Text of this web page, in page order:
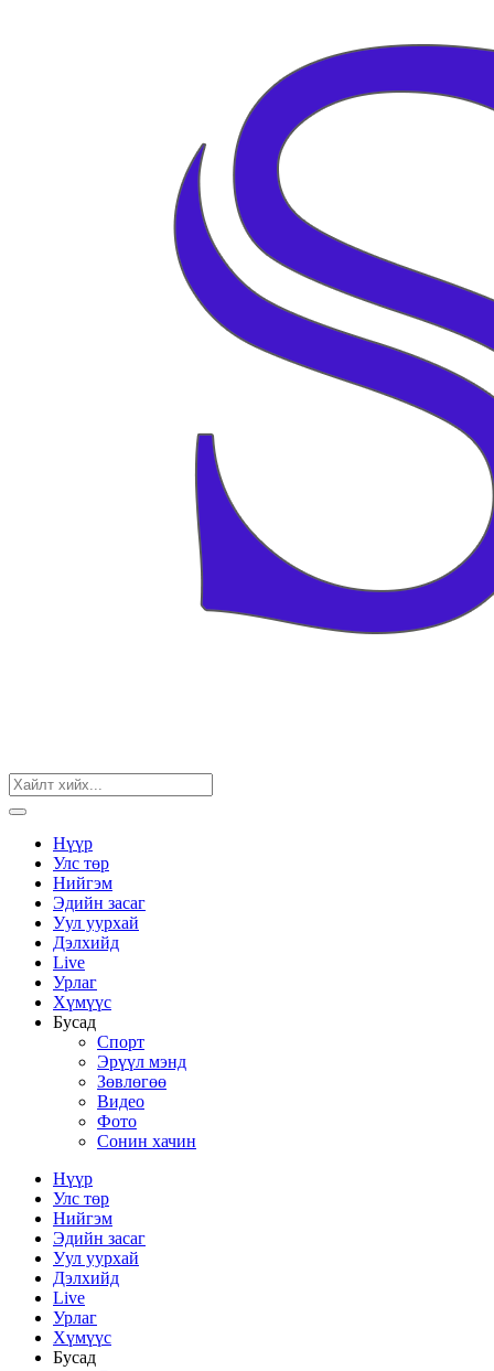
Нүүр
Улс төр
Нийгэм
Эдийн засаг
Уул уурхай
Дэлхийд
Live
Урлаг
Хүмүүс
Бусад
Спорт
Эрүүл мэнд
Зөвлөгөө
Видео
Фото
Сонин хачин
Нүүр
Улс төр
Нийгэм
Эдийн засаг
Уул уурхай
Дэлхийд
Live
Урлаг
Хүмүүс
Бусад